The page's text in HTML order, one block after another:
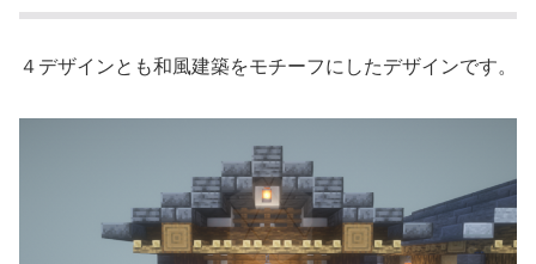
４デザインとも和風建築をモチーフにしたデザインです。